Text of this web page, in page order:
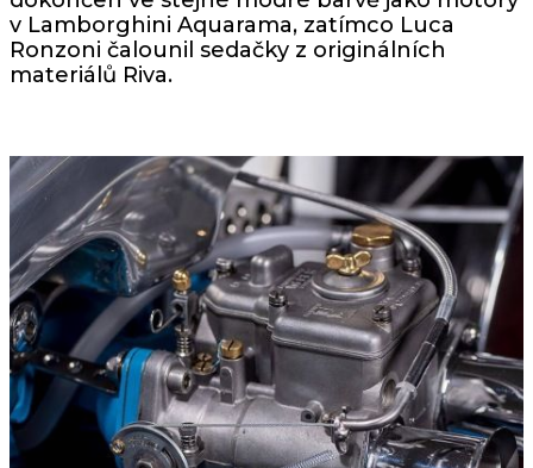
v Lamborghini Aquarama, zatímco Luca
Ronzoni čalounil sedačky z originálních
materiálů Riva.